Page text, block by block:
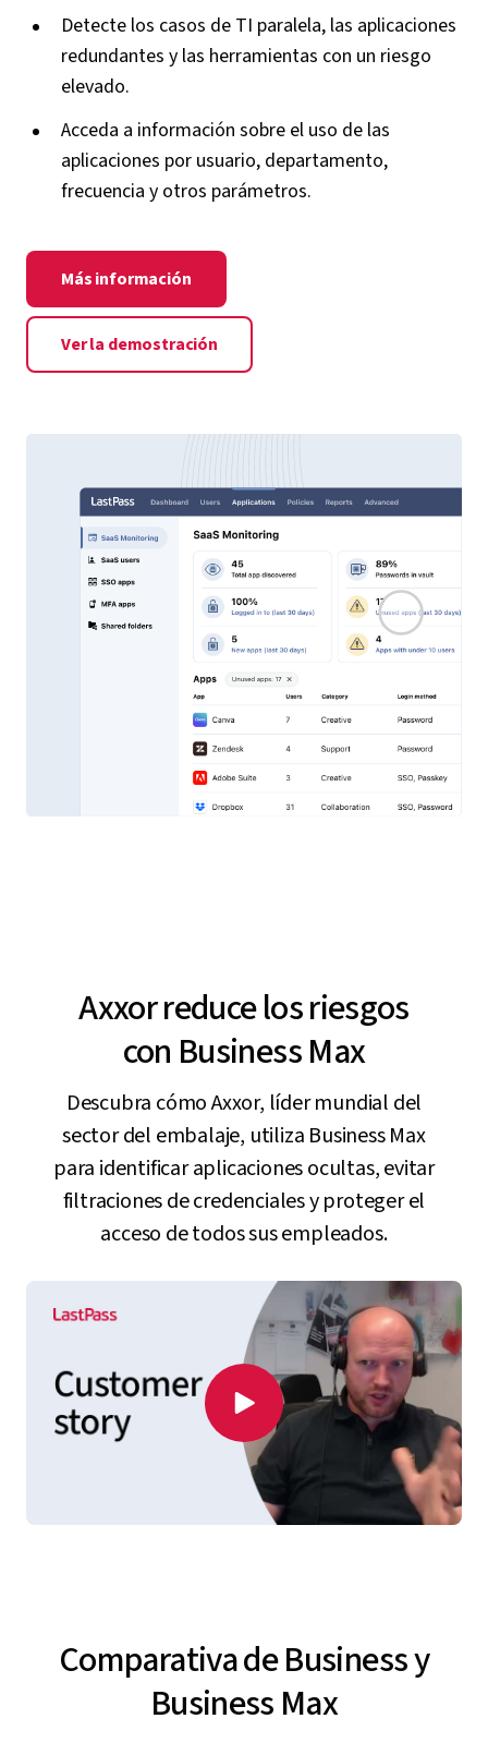
Detecte los casos de TI paralela, las aplicaciones
redundantes y las herramientas con un riesgo
elevado.
Acceda a información sobre el uso de las
aplicaciones por usuario, departamento,
frecuencia y otros parámetros.
Más información
Ver la demostración
Axxor reduce los riesgos
con Business Max
Descubra cómo Axxor, líder mundial del
sector del embalaje, utiliza Business Max
para identificar aplicaciones ocultas, evitar
filtraciones de credenciales y proteger el
acceso de todos sus empleados.
Comparativa de Business y
Business Max